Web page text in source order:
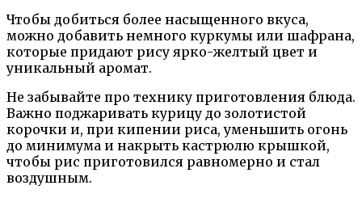
Чтобы добиться более насыщенного вкуса,
можно добавить немного куркумы или шафрана,
которые придают рису ярко-желтый цвет и
уникальный аромат.
Не забывайте про технику приготовления блюда.
Важно поджаривать курицу до золотистой
корочки и, при кипении риса, уменьшить огонь
до минимума и накрыть кастрюлю крышкой,
чтобы рис приготовился равномерно и стал
воздушным.